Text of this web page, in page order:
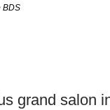
BDS
grand salon